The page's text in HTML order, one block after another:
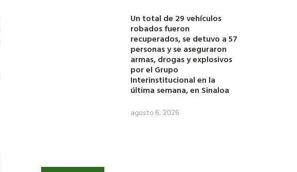
Un total de 29 vehículos
robados fueron
recuperados, se detuvo a 57
personas y se aseguraron
armas, drogas y explosivos
por el Grupo
Interinstitucional en la
última semana, en Sinaloa
agosto 6, 2026